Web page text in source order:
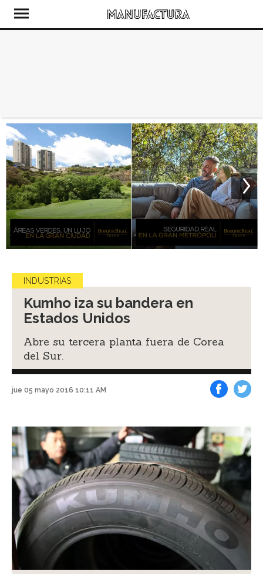
INDUSTRIAS
Kumho iza su bandera en
Estados Unidos
Abre su tercera planta fuera de Corea
del Sur.
jue 05 mayo 2016 10:11 AM